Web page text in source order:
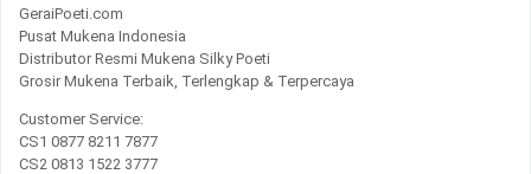
GeraiPoeti.com
Pusat Mukena Indonesia
Distributor Resmi Mukena Silky Poeti
Grosir Mukena Terbaik, Terlengkap & Terpercaya
Customer Service:
CS1 0877 8211 7877
CS2 0813 1522 3777